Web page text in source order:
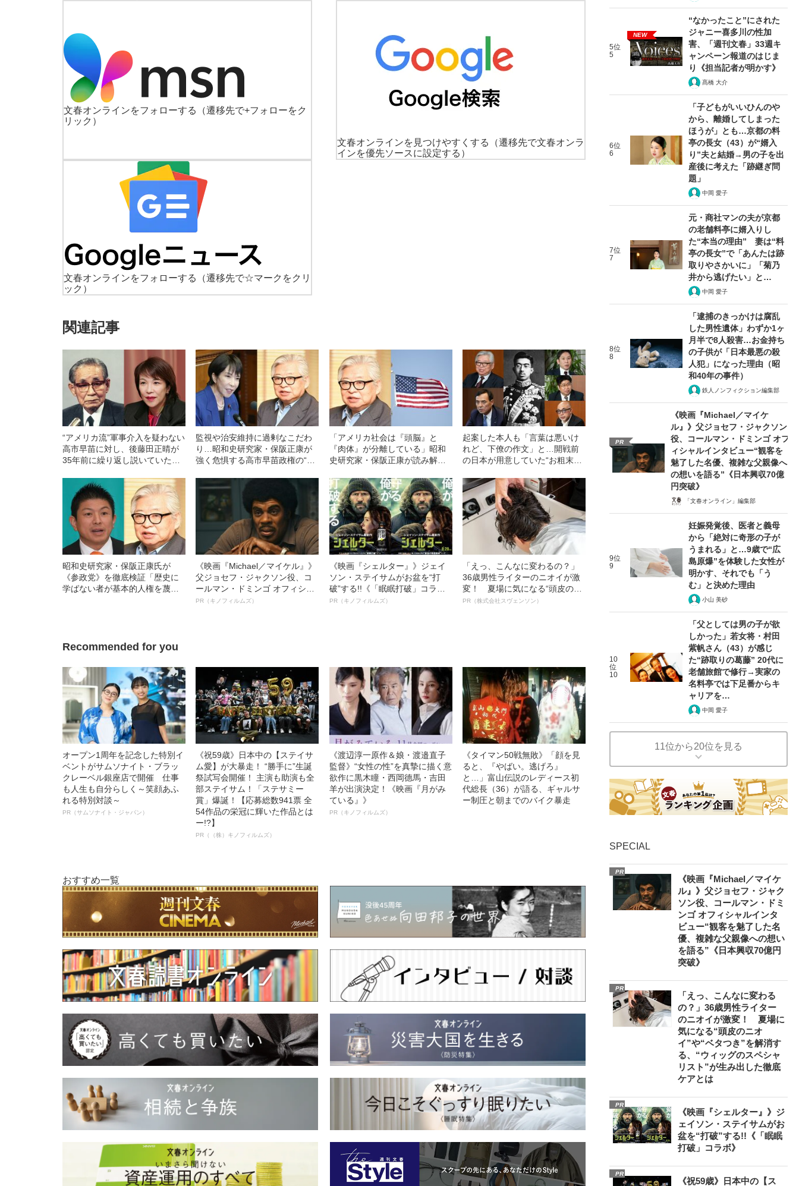
文春オンラインをフォローする
（遷移先で+フォローをク
リック）
文春オンラインを見つけやすくする
（遷移先で文春オンラ
インを優先ソースに設定する）
文春オンラインをフォローする
（遷移先で☆マークをクリ
ック）
関連記事
“アメリカ流”軍事介入を疑わない
高市早苗に対し、後藤田正晴が
35年前に繰り返し説いていた言
監視や治安維持に過剰なこだわ
り…昭和史研究家・保阪正康が
強く危惧する高市早苗政権の“核
「アメリカ社会は『頭脳』と
『肉体』が分離している」昭和
史研究家・保阪正康が読み解
起案した本人も「言葉は悪いけ
れど、下僚の作文」と…開戦前
の日本が用意していた“お粗末な
浪剛史・楠木建らが徹底討論】
昭和史研究家・保阪正康氏が
《参政党》を徹底検証「歴史に
学ばない者が基本的人権を蔑ろ
《映画『Michael／マイケル』》
父ジョセフ・ジャクソン役、コ
ールマン・ドミンゴ オフィシャ
ルインタビュー“観客を魅了した
PR（キノフィルムズ）
《映画『シェルター』》ジェイ
ソン・ステイサムがお盆を“打
破”する!!《「眠眠打破」コラ
ボ》
PR（キノフィルムズ）
「えっ、こんなに変わるの？」
36歳男性ライターのニオイが激
変！ 夏場に気になる“頭皮のニ
オイ”や“ベタつき”を解消す
PR（株式会社スヴェンソン）
Recommended for you
オープン1周年を記念した特別イ
ベントがサムソナイト・ブラッ
クレーベル銀座店で開催 仕事
も人生も自分らしく～笑顔あふ
れる特別対談～
PR（サムソナイト・ジャパン）
《祝59歳》日本中の【ステイサ
ム愛】が大暴走！ “勝手に”生誕
祭試写会開催！ 主演も助演も全
部ステイサム！「ステサミー
賞」爆誕！【応募総数941票 全
54作品の栄冠に輝いた作品とは
ー!?】
PR（（株）キノフィルムズ）
《渡辺淳一原作＆娘・渡邉直子
監督》“女性の性”を真摯に描く意
欲作に黒木瞳・西岡德馬・吉田
羊が出演決定！《映画『月がみ
ている』》
PR（キノフィルムズ）
《タイマン50戦無敗》「顔を見
ると、『やばい。逃げろ』
と…」富山伝説のレディース初
代総長（36）が語る、ギャルサ
ー制圧と朝までのバイク暴走
おすすめ一覧
5位
5
NEW
“なかったこと”にされた
ジャニー喜多川の性加
害、「週刊文春」33週キ
ャンペーン報道のはじま
り《担当記者が明かす》
髙橋 大介
6位
6
「子どもがいいひんのや
から、離婚してしまった
ほうが」とも…京都の料
亭の長女（43）が“婿入
り”夫と結婚→男の子を出
産後に考えた「跡継ぎ問
題」
中岡 愛子
7位
7
元・商社マンの夫が京都
の老舗料亭に婿入りし
た“本当の理由” 妻は“料
亭の長女”で「あんたは跡
取りやさかいに」「菊乃
井から逃げたい」と…
中岡 愛子
8位
8
「逮捕のきっかけは腐乱
した男性遺体」わずか1ヶ
月半で8人殺害…お金持ち
の子供が「日本最悪の殺
人犯」になった理由（昭
和40年の事件）
鉄人ノンフィクション編集部
PR
《映画『Michael／マイケ
ル』》父ジョセフ・ジャクソン
役、コールマン・ドミンゴ オフ
ィシャルインタビュー“観客を
魅了した名優、複雑な父親像へ
の想いを語る”《日本興収70億
円突破》
「文春オンライン」編集部
9位
9
妊娠発覚後、医者と義母
から「絶対に奇形の子が
うまれる」と…9歳で“広
島原爆”を体験した女性が
明かす、それでも「う
む」と決めた理由
小山 美砂
10
位
10
「父としては男の子が欲
しかった」若女将・村田
紫帆さん（43）が感じ
た“跡取りの葛藤” 20代に
老舗旅館で修行→実家の
名料亭では下足番からキ
ャリアを…
中岡 愛子
11位から20位を見る
SPECIAL
PR
《映画『Michael／マイケ
ル』》父ジョセフ・ジャク
ソン役、コールマン・ドミ
ンゴ オフィシャルインタ
ビュー“観客を魅了した名
優、複雑な父親像への想い
を語る”《日本興収70億円
突破》
PR
「えっ、こんなに変わる
の？」36歳男性ライター
のニオイが激変！ 夏場に
気になる“頭皮のニオ
イ”や“ベタつき”を解消す
る、“ウィッグのスペシャ
リスト”が生み出した徹底
ケアとは
PR
《映画『シェルター』》ジ
ェイソン・ステイサムがお
盆を“打破”する!!《「眠眠
打破」コラボ》
PR
《祝59歳》日本中の【ス